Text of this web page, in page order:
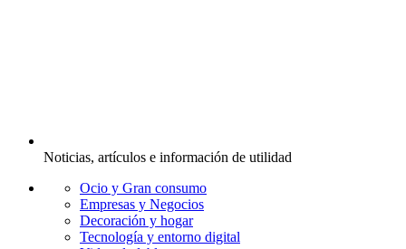
Noticias, artículos e información de utilidad
Ocio y Gran consumo
Empresas y Negocios
Decoración y hogar
Tecnología y entorno digital